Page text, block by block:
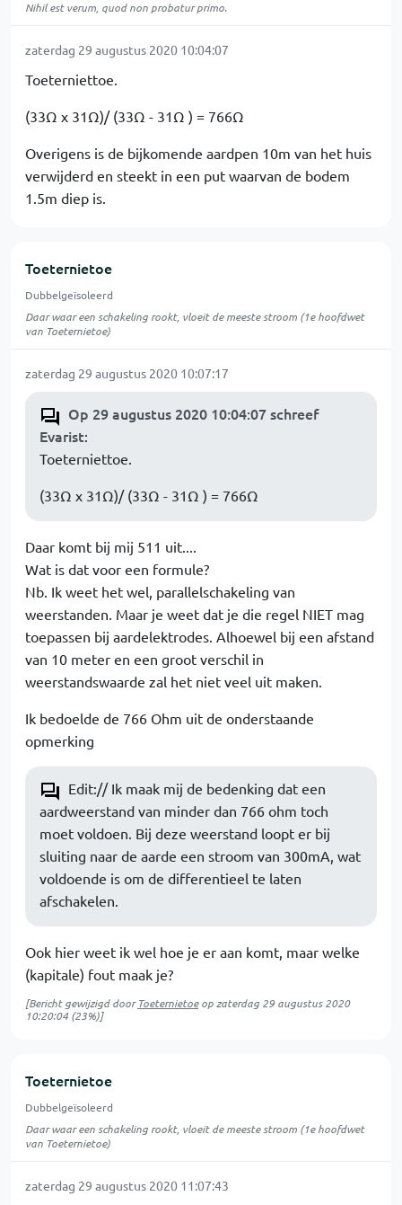
Nihil est verum, quod non probatur primo.
zaterdag 29 augustus 2020 10:04:07
Toeterniettoe.
(33Ω x 31Ω)/ (33Ω - 31Ω ) = 766Ω
Overigens is de bijkomende aardpen 10m van het huis
verwijderd en steekt in een put waarvan de bodem
1.5m diep is.
Toeternietoe
Dubbelgeïsoleerd
Daar waar een schakeling rookt, vloeit de meeste stroom (1e hoofdwet
van Toeternietoe)
zaterdag 29 augustus 2020 10:07:17
Op 29 augustus 2020 10:04:07 schreef
Evarist:
Toeterniettoe.
(33Ω x 31Ω)/ (33Ω - 31Ω ) = 766Ω
Daar komt bij mij 511 uit....
Wat is dat voor een formule?
Nb. Ik weet het wel, parallelschakeling van
weerstanden. Maar je weet dat je die regel NIET mag
toepassen bij aardelektrodes. Alhoewel bij een afstand
van 10 meter en een groot verschil in
weerstandswaarde zal het niet veel uit maken.
Ik bedoelde de 766 Ohm uit de onderstaande
opmerking
Edit:// Ik maak mij de bedenking dat een
aardweerstand van minder dan 766 ohm toch
moet voldoen. Bij deze weerstand loopt er bij
sluiting naar de aarde een stroom van 300mA, wat
voldoende is om de differentieel te laten
afschakelen.
Ook hier weet ik wel hoe je er aan komt, maar welke
(kapitale) fout maak je?
[Bericht gewijzigd doorToeternietoeop zaterdag 29 augustus 2020
10:20:04 (23%)]
Toeternietoe
Dubbelgeïsoleerd
Daar waar een schakeling rookt, vloeit de meeste stroom (1e hoofdwet
van Toeternietoe)
zaterdag 29 augustus 2020 11:07:43